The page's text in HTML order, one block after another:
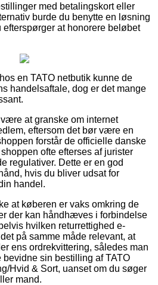
med betalingskort eller
burde du benytte en løsning
at honorere beløbet
en TATO netbutik kunne de
handelsaftale, dog er det mange
at granske om internet
eftersom det bør være en
forstår de officielle danske
ofte efterses af jurister
regulativer. Dette er en god
hvis du bliver udsat for
handel.
at køberen er vaks omkring de
der kan håndhæves i forbindelse
hvilken returrettighed e-
på samme måde relevant, at
ens ordrekvittering, således man
sin bestilling af TATO
Hvid & Sort, uanset om du søger
mand.